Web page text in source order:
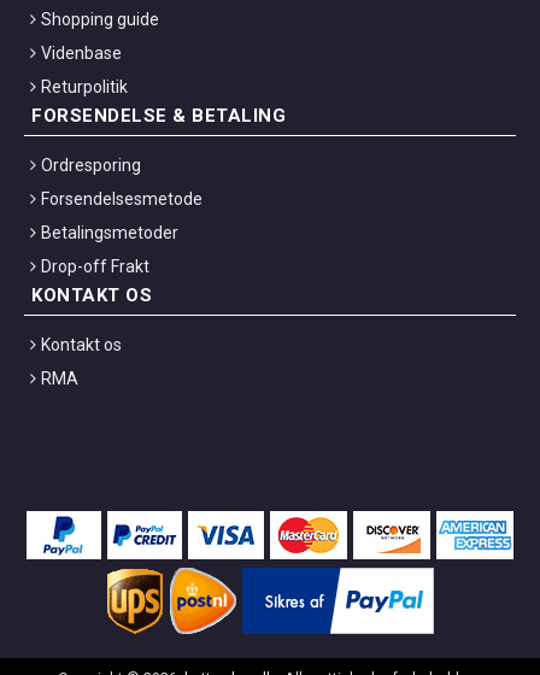
Shopping guide
Videnbase
Returpolitik
FORSENDELSE & BETALING
Ordresporing
Forsendelsesmetode
Betalingsmetoder
Drop-off Frakt
KONTAKT OS
Kontakt os
RMA